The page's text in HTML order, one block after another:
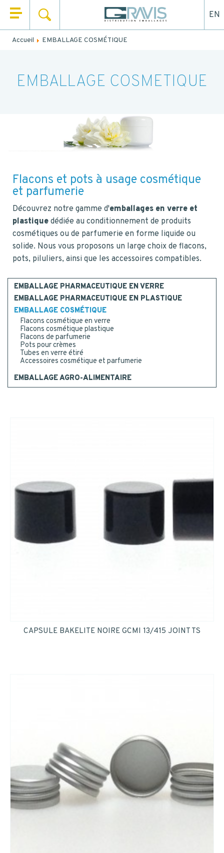
QUI SOMMES NOUS ?
NOS UNIVERS
ACTUALITÉS
CONTACT
CONTACT
NOUS CONTACTER
ETRE RAPPELÉ
Ou appelez-nous : 02 41 96 90 10
NEWSLETTER
Recevez notre newsletter
RECHERCHER
EN
Accueil EMBALLAGE COSMÉTIQUE
EMBALLAGE COSMETIQUE
Flacons et pots à usage cosmétique
et parfumerie
Découvrez notre gamme d'emballages en verre et
plastique dédiée au conditionnement de produits
cosmétiques ou de parfumerie en forme liquide ou
solide. Nous vous proposons un large choix de flacons,
pots, piluliers, ainsi que les accessoires compatibles.
EMBALLAGE PHARMACEUTIQUE EN VERRE
EMBALLAGE PHARMACEUTIQUE EN PLASTIQUE
EMBALLAGE COSMÉTIQUE
Flacons cosmétique en verre
Flacons cosmétique plastique
Flacons de parfumerie
Pots pour crèmes
Tubes en verre étiré
Accessoires cosmétique et parfumerie
EMBALLAGE AGRO-ALIMENTAIRE
CAPSULE BAKELITE NOIRE GCMI 13/415 JOINT TS
Remplissez le formulaire ci-dessous pour être rappelé ou
NOM *
TEL. *
Code postal *
Je consens à la collecte, au traitement et à l'utilisation
de mes données personnelles.